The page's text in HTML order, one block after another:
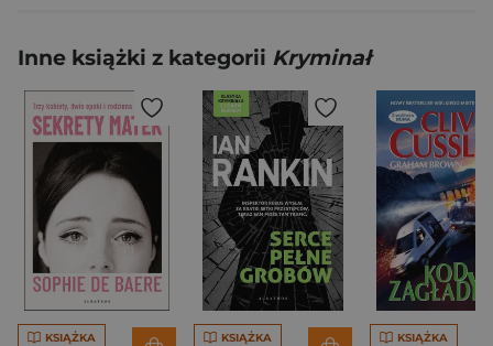
Inne książki z kategorii Kryminał
KSIĄŻKA KSIĄŻKA KSIĄŻKA